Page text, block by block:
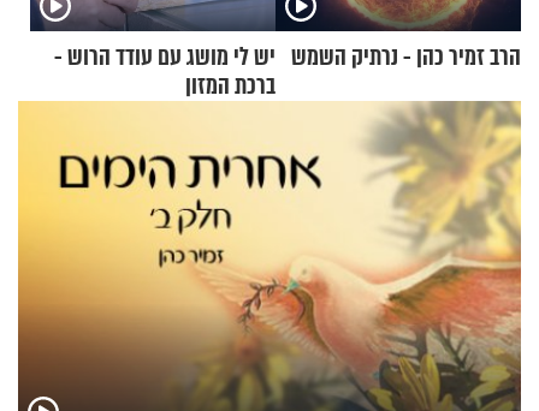
הרב זמיר כהן - נרתיק השמש יש לי מושג עם עודד הרוש -
ברכת המזון